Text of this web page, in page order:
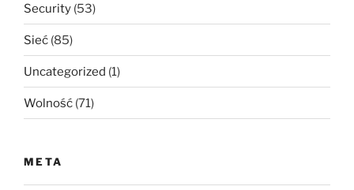
Security (53)
Sieć (85)
Uncategorized (1)
Wolność (71)
META